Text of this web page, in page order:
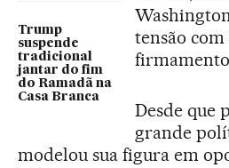
Trump
suspende
tradicional
jantar do fim
do Ramadã na
Casa Branca
tensão
Desde que
grande
modelou sua figura em